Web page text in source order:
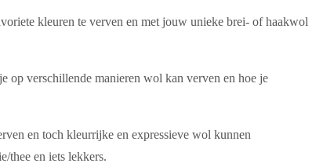
kleuren te verven en met jouw unieke brei- of haakwol
op verschillende manieren wol kan verven en hoe je
en toch kleurrijke en expressieve wol kunnen
thee en iets lekkers.